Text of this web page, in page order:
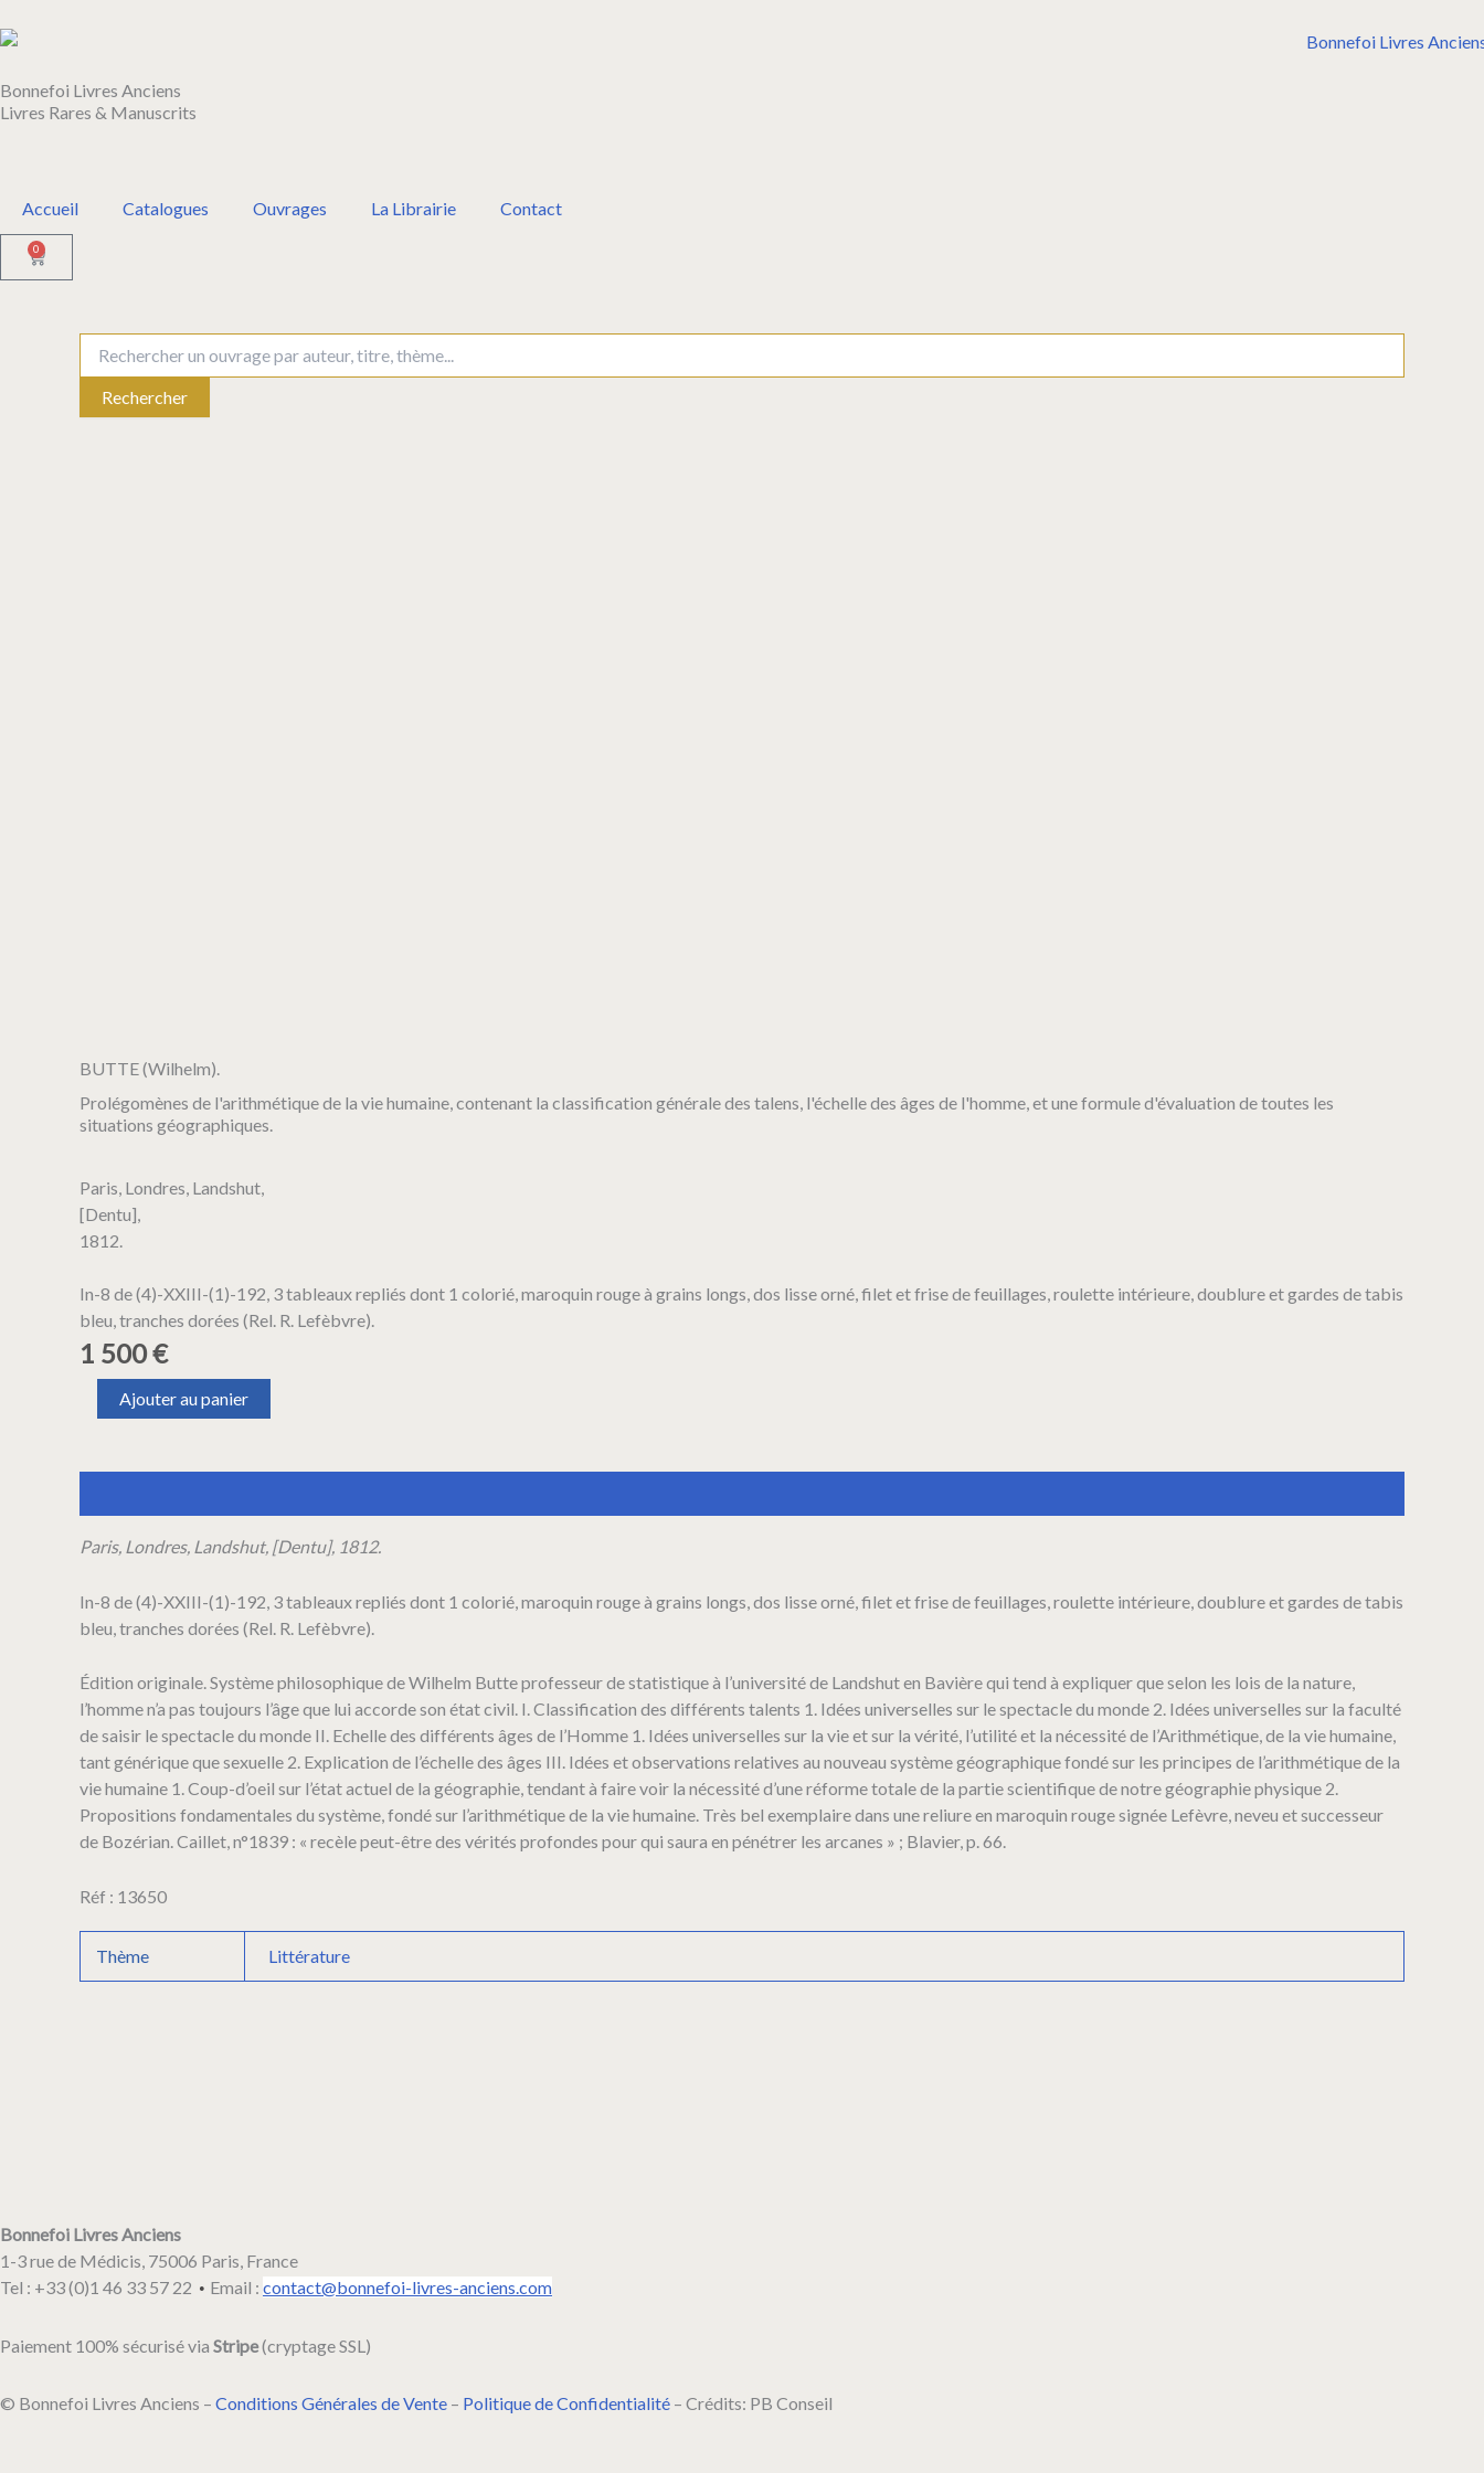
au
Bonnefoi Livres Anciens
Livres Rares & Manuscrits
Accueil Catalogues Ouvrages La Librairie Contact
0
Panier
BUTTE (Wilhelm).
Prolégomènes de l'arithmétique de la vie humaine, contenant la classification générale des talens, l'échelle des âges de l'homme, et une formule d'évaluation de toutes les
situations géographiques.
Paris, Londres, Landshut,
[Dentu],
1812.
In-8 de (4)-XXIII-(1)-192, 3 tableaux repliés dont 1 colorié, maroquin rouge à grains longs, dos lisse orné, filet et frise de feuillages, roulette intérieure, doublure et gardes de tabis
bleu, tranches dorées (Rel. R. Lefèbvre).
1 500€
Prolégomènes
l'arithmétique
de
humaine,
contenant
classification
des
talens,
l'échelle
des
âges
l'homme,
une
toutes
Ajouter au panier
Paris, Londres, Landshut, [Dentu], 1812.
In-8 de (4)-XXIII-(1)-192, 3 tableaux repliés dont 1 colorié, maroquin rouge à grains longs, dos lisse orné, filet et frise de feuillages, roulette intérieure, doublure et gardes de tabis
bleu, tranches dorées (Rel. R. Lefèbvre).
Édition originale. Système philosophique de Wilhelm Butte professeur de statistique à l’université de Landshut en Bavière qui tend à expliquer que selon les lois de la nature,
l’homme n’a pas toujours l’âge que lui accorde son état civil. I. Classification des différents talents 1. Idées universelles sur le spectacle du monde 2. Idées universelles sur la faculté
de saisir le spectacle du monde II. Echelle des différents âges de l’Homme 1. Idées universelles sur la vie et sur la vérité, l’utilité et la nécessité de l’Arithmétique, de la vie humaine,
tant générique que sexuelle 2. Explication de l’échelle des âges III. Idées et observations relatives au nouveau système géographique fondé sur les principes de l’arithmétique de la
vie humaine 1. Coup-d’oeil sur l’état actuel de la géographie, tendant à faire voir la nécessité d’une réforme totale de la partie scientifique de notre géographie physique 2.
Propositions fondamentales du système, fondé sur l’arithmétique de la vie humaine. Très bel exemplaire dans une reliure en maroquin rouge signée Lefèvre, neveu et successeur
de Bozérian. Caillet, n°1839 : « recèle peut-être des vérités profondes pour qui saura en pénétrer les arcanes » ; Blavier, p. 66.
Réf : 13650
Thème Littérature
Bonnefoi Livres Anciens
1-3 rue de Médicis, 75006 Paris, France
Tel : +33 (0)1 46 33 57 22 • Email : contact@bonnefoi-livres-anciens.com
Paiement 100% sécurisé via Stripe(cryptage SSL)
© Bonnefoi Livres Anciens – Conditions Générales de Vente – Politique de Confidentialité – Crédits: PB Conseil